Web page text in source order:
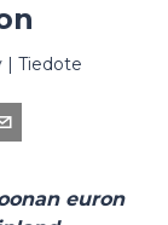
| Tiedote
euron